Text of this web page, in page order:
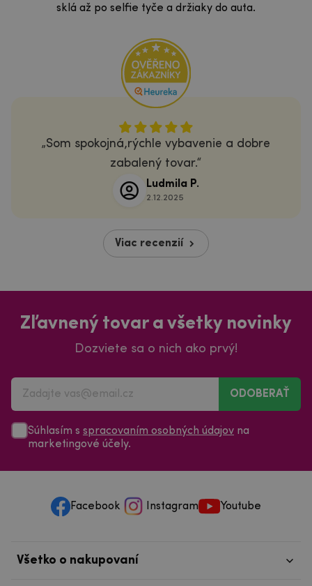
sklá až po selfie tyče a držiaky do auta.
Som spokojná,rýchle vybavenie a dobre
zabalený tovar.
Ludmila P.
2.12.2025
Viac recenzií
Zľavnený tovar a všetky novinky
Dozviete sa o nich ako prvý!
ODOBERAŤ
Súhlasím s spracovaním osobných údajov na
marketingové účely.
Facebook Instagram Youtube
Všetko o nakupovaní